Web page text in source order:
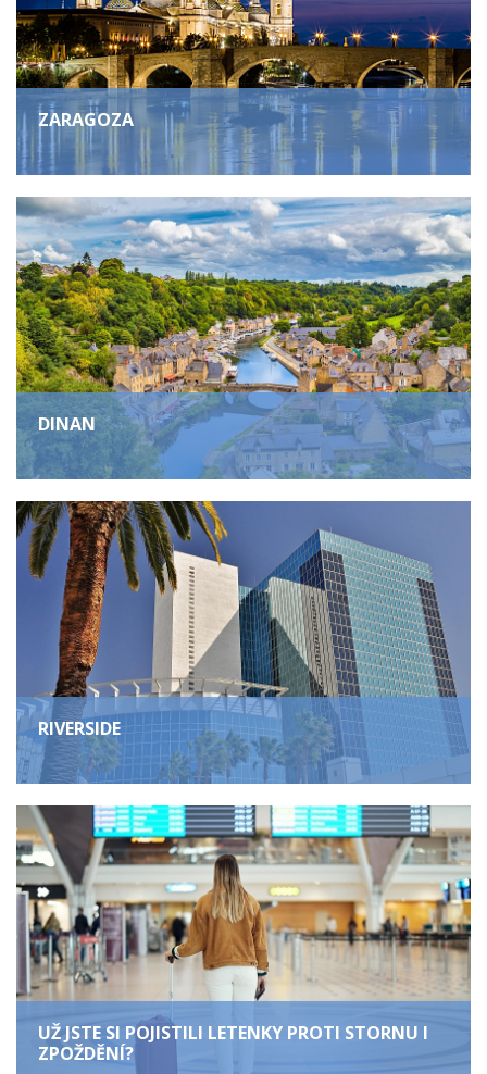
ZARAGOZA
DINAN
RIVERSIDE
UŽ JSTE SI POJISTILI LETENKY PROTI STORNU I
ZPOŽDĚNÍ?